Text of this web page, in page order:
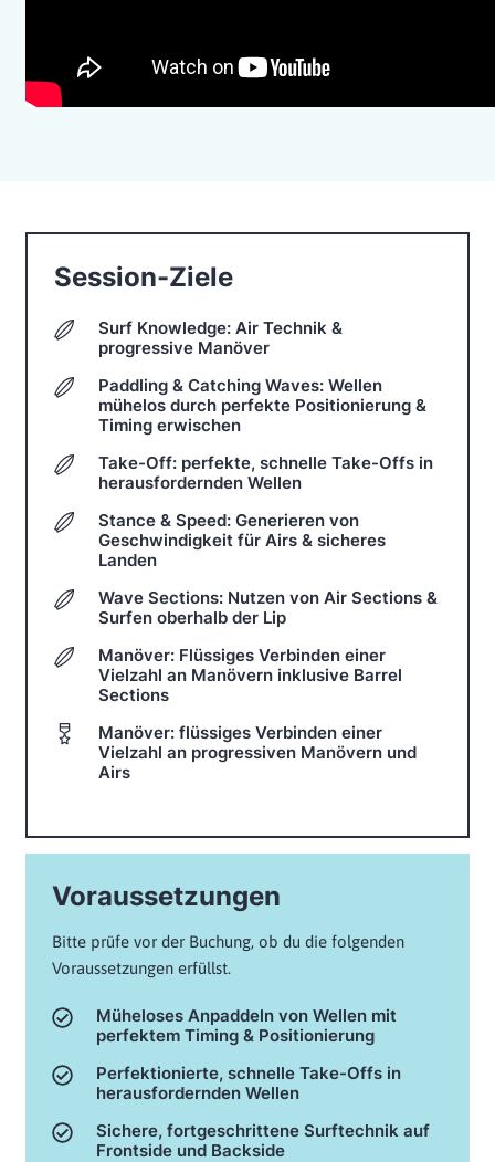
Session-Ziele
Surf Knowledge: Air Technik &
progressive Manöver
Paddling & Catching Waves: Wellen
mühelos durch perfekte Positionierung &
Timing erwischen
Take-Off: perfekte, schnelle Take-Offs in
herausfordernden Wellen
Stance & Speed: Generieren von
Geschwindigkeit für Airs & sicheres
Landen
Wave Sections: Nutzen von Air Sections &
Surfen oberhalb der Lip
Manöver: Flüssiges Verbinden einer
Vielzahl an Manövern inklusive Barrel
Sections
Manöver: flüssiges Verbinden einer
Vielzahl an progressiven Manövern und
Airs
Voraussetzungen
Bitte prüfe vor der Buchung, ob du die folgenden
Voraussetzungen erfüllst.
Müheloses Anpaddeln von Wellen mit
perfektem Timing & Positionierung
Perfektionierte, schnelle Take-Offs in
herausfordernden Wellen
Sichere, fortgeschrittene Surftechnik auf
Frontside und Backside